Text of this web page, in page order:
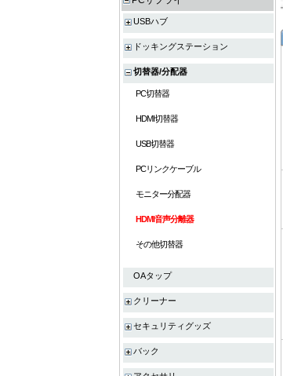
USBハブ
ドッキングステーション
切替器/分配器
PC切替器
HDMI切替器
USB切替器
PCリンクケーブル
モニター分配器
HDMI音声分離器
その他切替器
OAタップ
クリーナー
セキュリティグッズ
バック